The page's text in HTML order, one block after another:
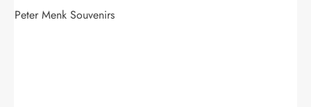
Peter Menk Souvenirs